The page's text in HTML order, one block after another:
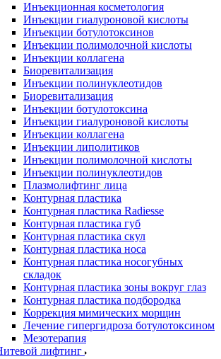
Инъекционная косметология
Инъекции гиалуроновой кислоты
Инъекции ботулотоксинов
Инъекции полимолочной кислоты
Инъекции коллагена
Биоревитализация
Инъекции полинуклеотидов
Биоревитализация
Инъекции ботулотоксина
Инъекции гиалуроновой кислоты
Инъекции коллагена
Инъекции липолитиков
Инъекции полимолочной кислоты
Инъекции полинуклеотидов
Плазмолифтинг лица
Контурная пластика
Контурная пластика Radiesse
Контурная пластика губ
Контурная пластика скул
Контурная пластика носа
Контурная пластика носогубных
складок
Контурная пластика зоны вокруг глаз
Контурная пластика подбородка
Коррекция мимических морщин
Лечение гипергидроза ботулотоксином
Мезотерапия
лифтинг